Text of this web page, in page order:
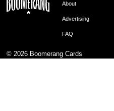
About
Advertising
FAQ
© 2026 Boomerang Cards